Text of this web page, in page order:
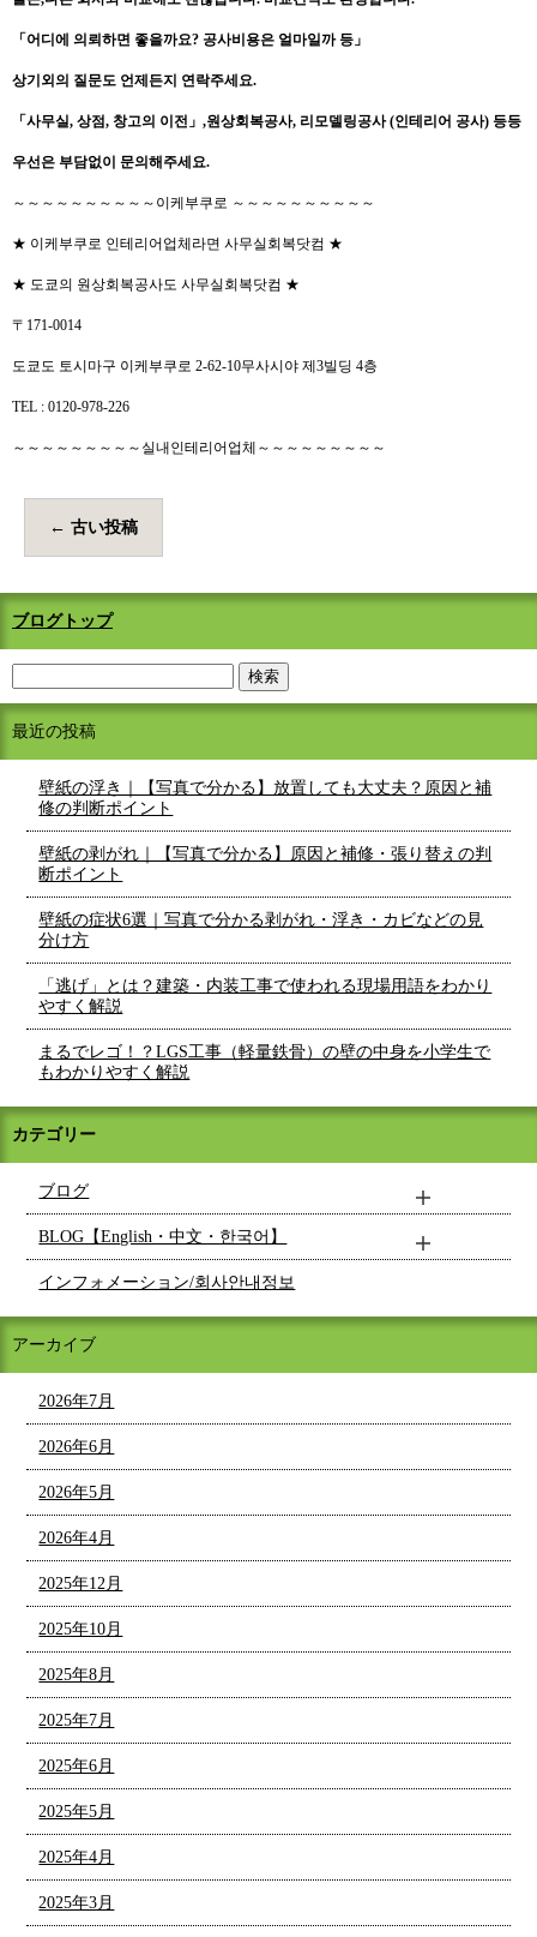
「어디에 의뢰하면 좋을까요? 공사비용은 얼마일까 등 」
상기외의 질문도 언제든지 연락주세요.
「사무실, 상점, 창고의 이전 」 ,원상회복공사, 리모델링공사(인테리어 공사) 등등
우선은 부담없이 문의해주세요.
～～～～～～～～～～이케부쿠로 ～～～～～～～～～～
★ 이케부쿠로 인테리어업체라면 사무실회복닷컴 ★
★ 도쿄의 원상회복공사도 사무실회복닷컴 ★
〒171-0014
도쿄도 토시마구 이케부쿠로 2-62-10무사시야 제3빌딩 4층
TEL : 0120-978-226
～～～～～～～～～실내인테리어업체～～～～～～～～～
← 古い投稿
ブログトップ
最近の投稿
壁紙の浮き｜【写真で分かる】放置しても大丈夫？原因と補
修の判断ポイント
壁紙の剥がれ｜【写真で分かる】原因と補修・張り替えの判
断ポイント
壁紙の症状6選｜写真で分かる剥がれ・浮き・カビなどの見
分け方
「逃げ」とは？建築・内装工事で使われる現場用語をわかり
やすく解説
まるでレゴ！？LGS工事（軽量鉄骨）の壁の中身を小学生で
もわかりやすく解説
カテゴリー
ブログ
BLOG【English・中文・한국어】
インフォメーション/회사안내정보
アーカイブ
2026年7月
2026年6月
2026年5月
2026年4月
2025年12月
2025年10月
2025年8月
2025年7月
2025年6月
2025年5月
2025年4月
2025年3月